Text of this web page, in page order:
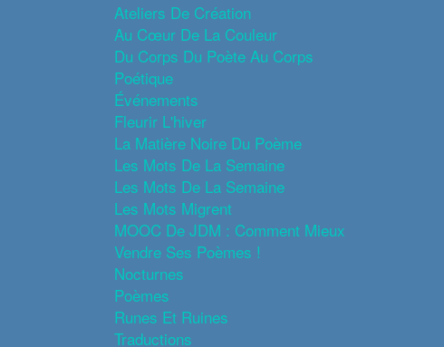
Ateliers De Création
Au Cœur De La Couleur
Du Corps Du Poète Au Corps
Poétique
Événements
Fleurir L'hiver
La Matière Noire Du Poème
Les Mots De La Semaine
Les Mots De La Semaine
Les Mots Migrent
MOOC De JDM : Comment Mieux
Vendre Ses Poèmes !
Nocturnes
Poèmes
Runes Et Ruines
Traductions